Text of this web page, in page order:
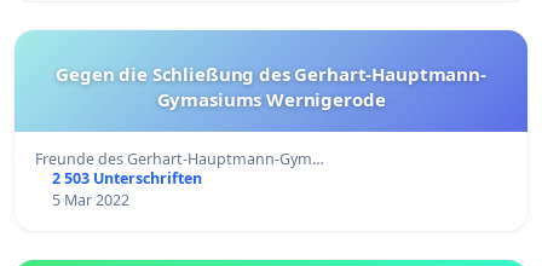
Gegen die Schließung des Gerhart-Hauptmann-
Gymasiums Wernigerode
Freunde des Gerhart-Hauptmann-Gym…
2 503 Unterschriften
5 Mar 2022